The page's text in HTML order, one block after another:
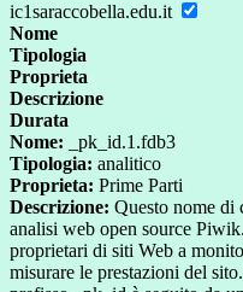
ic1saraccobella.edu.it
Nome
Tipologia
Proprieta
Descrizione
Durata
Nome: _pk_id.1.fdb3
Tipologia: analitico
Proprieta: Prime Parti
Descrizione: Questo nome di
analisi web open source
proprietari di siti Web a
misurare le prestazioni del